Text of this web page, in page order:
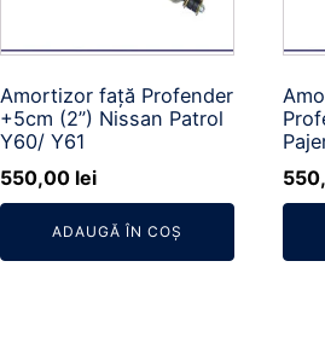
Amortizor față Profender
+5cm (2”) Nissan Patrol
Y60/ Y61
550,00 lei
ADAUGĂ ÎN COȘ